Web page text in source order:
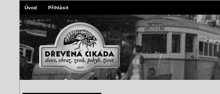
Úvod Přihlásit